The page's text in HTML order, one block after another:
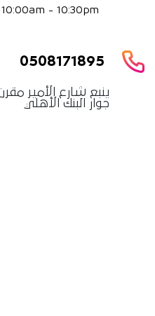
10:00am - 10:30pm
0508171895
ينبع شارع الأمير
جوار البنك الأهلي